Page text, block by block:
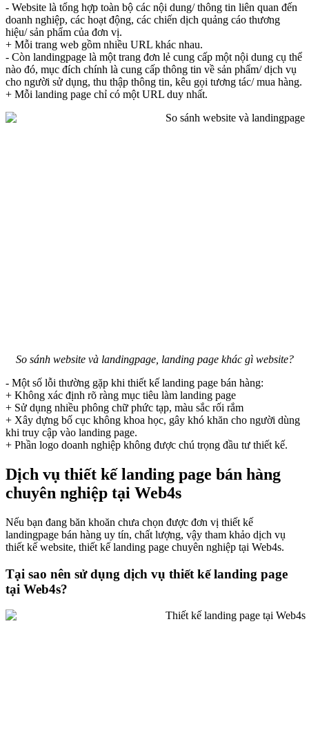
- Website là tổng hợp toàn bộ các nội dung/ thông tin liên quan đến
doanh nghiệp, các hoạt động, các chiến dịch quảng cáo thương
hiệu/ sản phẩm của đơn vị.
+ Mỗi trang web gồm nhiều URL khác nhau.
- Còn landingpage là một trang đơn lẻ cung cấp một nội dung cụ thể
nào đó, mục đích chính là cung cấp thông tin về sản phẩm/ dịch vụ
cho người sử dụng, thu thập thông tin, kêu gọi tương tác/ mua hàng.
+ Mỗi landing page chỉ có một URL duy nhất.
So sánh website và landingpage, landing page khác gì website?
- Một số lỗi thường gặp khi thiết kế landing page bán hàng:
+ Không xác định rõ ràng mục tiêu làm landing page
+ Sử dụng nhiều phông chữ phức tạp, màu sắc rối rắm
+ Xây dựng bố cục không khoa học, gây khó khăn cho người dùng
khi truy cập vào landing page.
+ Phần logo doanh nghiệp không được chú trọng đầu tư thiết kế.
Dịch vụ thiết kế landing page bán hàng
chuyên nghiệp tại Web4s
Nếu bạn đang băn khoăn chưa chọn được đơn vị thiết kế
landingpage bán hàng uy tín, chất lượng, vậy tham khảo dịch vụ
thiết kế website, thiết kế landing page chuyên nghiệp tại Web4s.
Tại sao nên sử dụng dịch vụ thiết kế landing page
tại Web4s?